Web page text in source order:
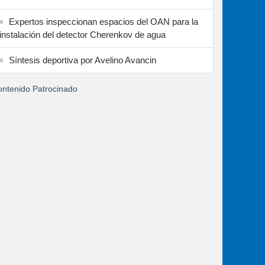
Expertos inspeccionan espacios del OAN para la
instalación del detector Cherenkov de agua
Síntesis deportiva por Avelino Avancin
Patrocinado